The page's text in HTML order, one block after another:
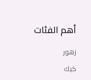
أهم الفئات
زهور
كيك